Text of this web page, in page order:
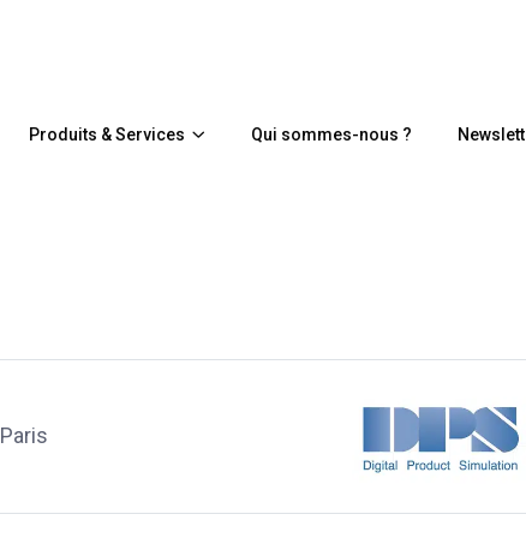
Produits & Services Qui sommes-nous ?
Paris